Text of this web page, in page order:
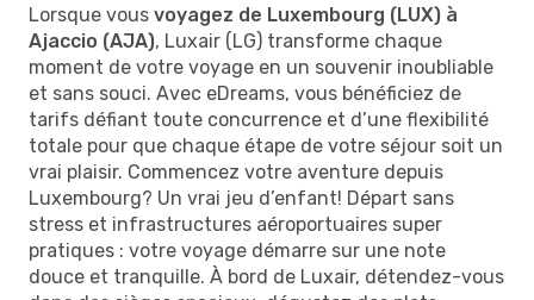
Lorsque vous voyagez de Luxembourg (LUX) à
Ajaccio (AJA), Luxair (LG) transforme chaque
moment de votre voyage en un souvenir inoubliable
et sans souci. Avec eDreams, vous bénéficiez de
tarifs défiant toute concurrence et d’une flexibilité
totale pour que chaque étape de votre séjour soit un
vrai plaisir. Commencez votre aventure depuis
Luxembourg? Un vrai jeu d’enfant! Départ sans
stress et infrastructures aéroportuaires super
pratiques : votre voyage démarre sur une note
douce et tranquille. À bord de Luxair, détendez-vous